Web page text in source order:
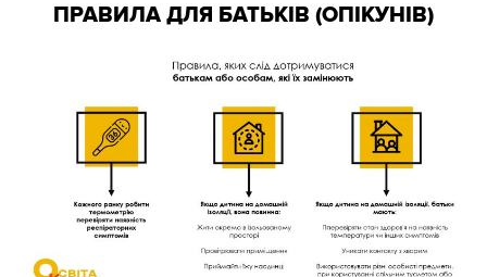
ПРАВИЛА ДЛЯ БАТЬКІВ (ОПІКУНІВ)